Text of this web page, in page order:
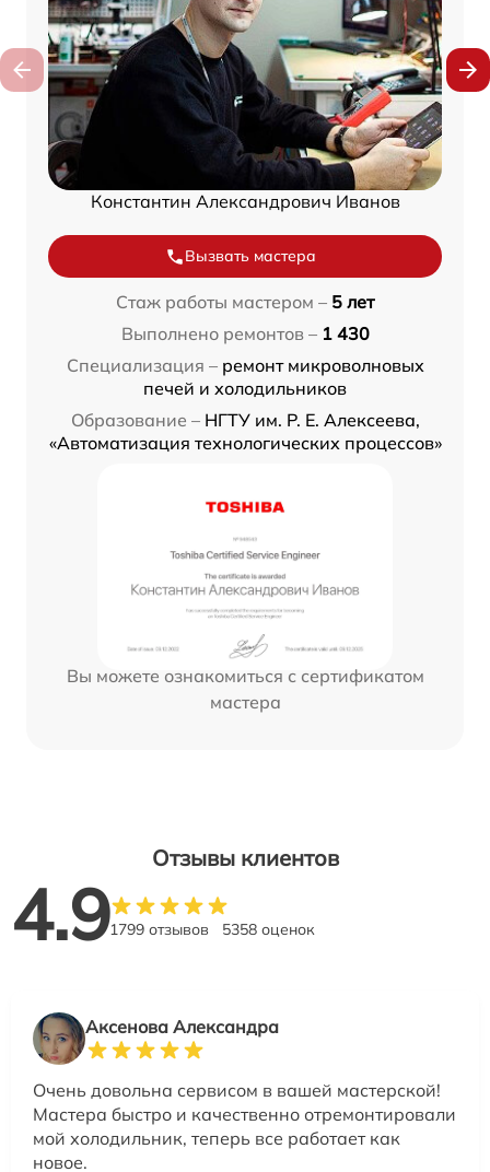
Константин Александрович Иванов
Вызвать мастера
Стаж работы мастером – 5 лет
Выполнено ремонтов – 1 430
Специализация – ремонт микроволновых
печей и холодильников
Образование – НГТУ им. Р. Е. Алексеева,
«Автоматизация технологических процессов»
Вы можете ознакомиться с сертификатом
мастера
Отзывы клиентов
4.91799 отзывов 5358 оценок
Аксенова Александра
Очень довольна сервисом в вашей мастерской!
Мастера быстро и качественно отремонтировали
мой холодильник, теперь все работает как
новое.